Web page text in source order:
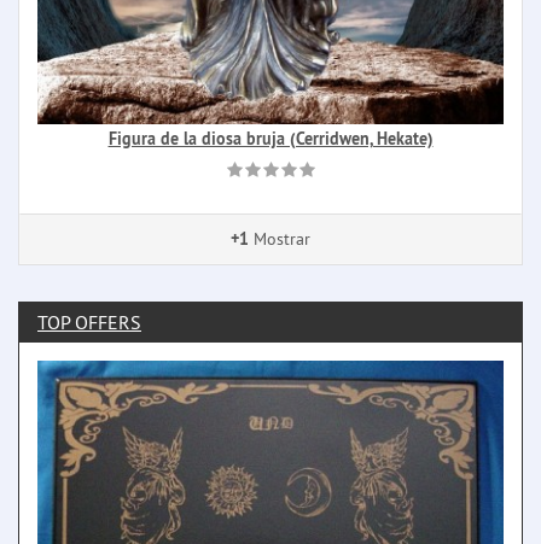
Figura de la diosa bruja (Cerridwen, Hekate)
+1 Mostrar
TOP OFFERS